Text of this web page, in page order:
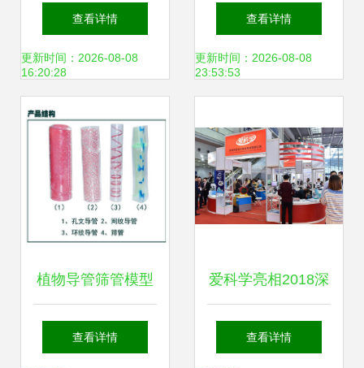
J0407型直流电流
表 中学物理教学的
查看详情
更新时间：2026-08-08
16:20:28
教学应用 上海同育
教学仪器设备的专
查看详情
更新时间：2026-08-08
23:53:53
植物导管筛管模型
初中生物教学的互
查看详情
爱科学亮相2018深
圳教育装备博览会
查看详情